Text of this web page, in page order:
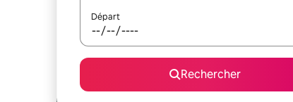
Départ
Rechercher